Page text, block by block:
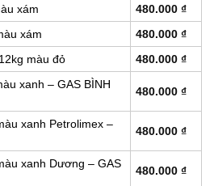
xám
480.000 ₫
xám
480.000 ₫
màu đỏ
480.000 ₫
xanh – GAS BÌNH
480.000 ₫
xanh Petrolimex –
480.000 ₫
xanh Dương – GAS
480.000 ₫